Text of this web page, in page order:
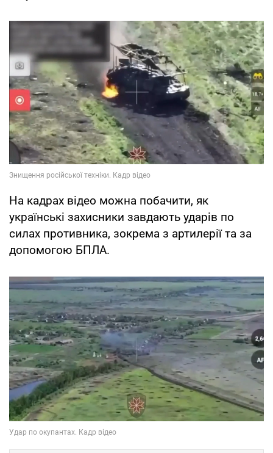
На кадрах відео можна побачити, як
українські захисники завдають ударів по
силах противника, зокрема з артилерії та за
допомогою БПЛА.